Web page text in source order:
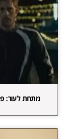
מתחת לעור: